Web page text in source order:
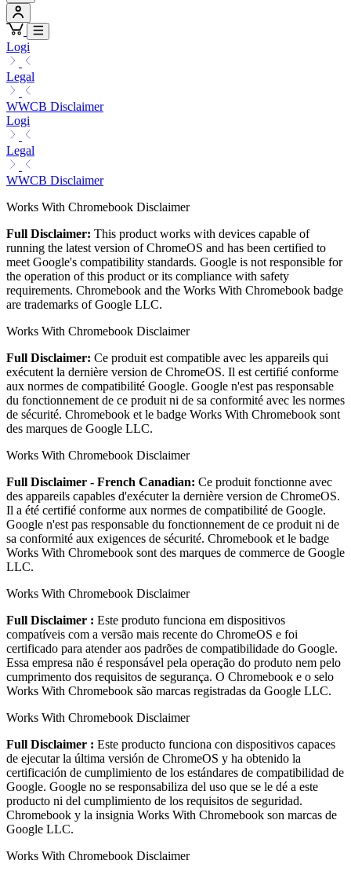
Logi
Legal
WWCB Disclaimer
Logi
Legal
WWCB Disclaimer
Works With Chromebook Disclaimer
Full Disclaimer: This product works with devices capable of
running the latest version of ChromeOS and has been certified to
meet Google's compatibility standards. Google is not responsible for
the operation of this product or its compliance with safety
requirements. Chromebook and the Works With Chromebook badge
are trademarks of Google LLC.
Works With Chromebook Disclaimer
Full Disclaimer: Ce produit est compatible avec les appareils qui
exécutent la dernière version de ChromeOS. Il est certifié conforme
aux normes de compatibilité Google. Google n'est pas responsable
du fonctionnement de ce produit ni de sa conformité avec les normes
de sécurité. Chromebook et le badge Works With Chromebook sont
des marques de Google LLC.
Works With Chromebook Disclaimer
Full Disclaimer - French Canadian: Ce produit fonctionne avec
des appareils capables d'exécuter la dernière version de ChromeOS.
Il a été certifié conforme aux normes de compatibilité de Google.
Google n'est pas responsable du fonctionnement de ce produit ni de
sa conformité aux exigences de sécurité. Chromebook et le badge
Works With Chromebook sont des marques de commerce de Google
LLC.
Works With Chromebook Disclaimer
Full Disclaimer : Este produto funciona em dispositivos
compatíveis com a versão mais recente do ChromeOS e foi
certificado para atender aos padrões de compatibilidade do Google.
Essa empresa não é responsável pela operação do produto nem pelo
cumprimento dos requisitos de segurança. O Chromebook e o selo
Works With Chromebook são marcas registradas da Google LLC.
Works With Chromebook Disclaimer
Full Disclaimer : Este producto funciona con dispositivos capaces
de ejecutar la última versión de ChromeOS y ha obtenido la
certificación de cumplimiento de los estándares de compatibilidad de
Google. Google no se responsabiliza del uso que se le dé a este
producto ni del cumplimiento de los requisitos de seguridad.
Chromebook y la insignia Works With Chromebook son marcas de
Google LLC.
Works With Chromebook Disclaimer